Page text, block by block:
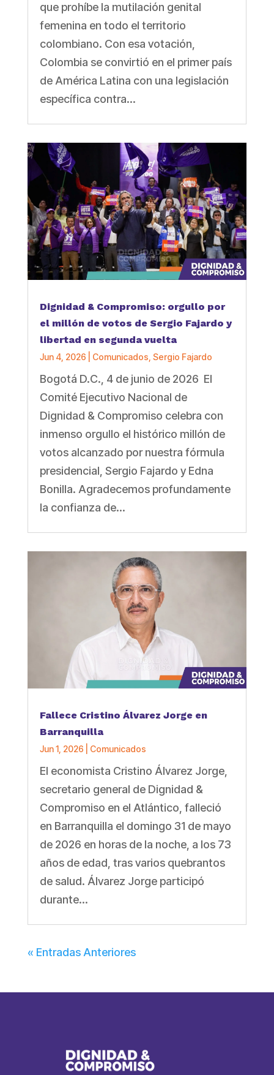
que prohíbe la mutilación genital
femenina en todo el territorio
colombiano. Con esa votación,
Colombia se convirtió en el primer país
de América Latina con una legislación
específica contra...
Dignidad & Compromiso: orgullo por
el millón de votos de Sergio Fajardo y
libertad en segunda vuelta
Jun 4, 2026 Comunicados Sergio Fajardo
Bogotá D.C., 4 de junio de 2026 El
Comité Ejecutivo Nacional de
Dignidad & Compromiso celebra con
inmenso orgullo el histórico millón de
votos alcanzado por nuestra fórmula
presidencial, Sergio Fajardo y Edna
Bonilla. Agradecemos profundamente
la confianza de...
Fallece Cristino Álvarez Jorge en
Barranquilla
Jun 1, 2026 Comunicados
El economista Cristino Álvarez Jorge,
secretario general de Dignidad &
Compromiso en el Atlántico, falleció
en Barranquilla el domingo 31 de mayo
de 2026 en horas de la noche, a los 73
años de edad, tras varios quebrantos
de salud. Álvarez Jorge participó
durante...
« Entradas Anteriores